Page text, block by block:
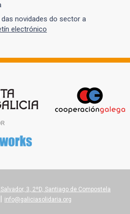
novidades do sector a
electrónico
3, 2ºD, Santiago de Compostela
| info@galiciasolidaria.org